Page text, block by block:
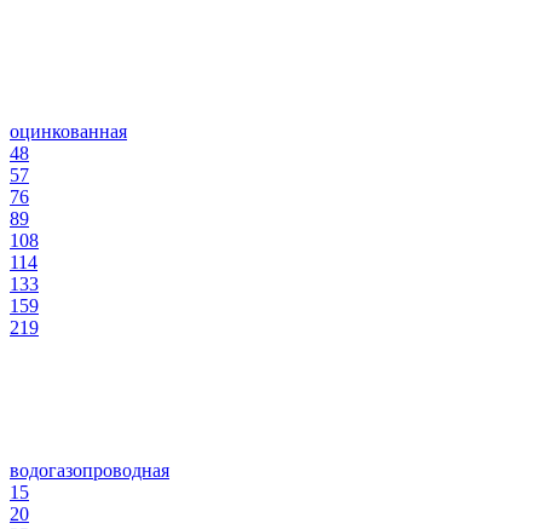
оцинкованная
48
57
76
89
108
114
133
159
219
водогазопроводная
15
20